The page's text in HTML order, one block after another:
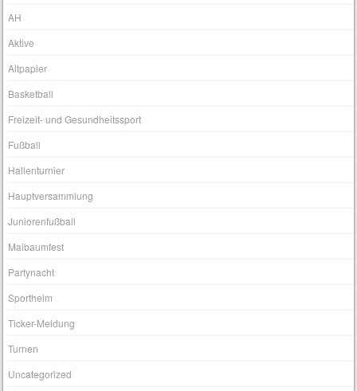
AH
Aktive
Altpapier
Basketball
Freizeit- und Gesundheitssport
Fußball
Hallenturnier
Hauptversammlung
Juniorenfußball
Maibaumfest
Partynacht
Sportheim
Ticker-Meldung
Turnen
Uncategorized